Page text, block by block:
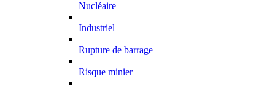
Nucléaire
Industriel
Rupture de barrage
Risque minier